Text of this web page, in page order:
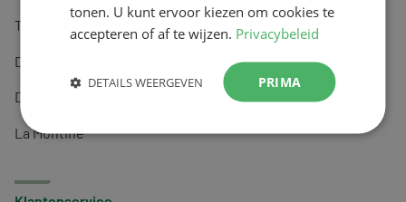
Tai-Ginseng
Dermagíq
Draisma
La Montine
tonen. U kunt ervoor kiezen om cookies te
accepteren of af te wijzen. Privacybeleid
PRIMA
DETAILS WEERGEVEN